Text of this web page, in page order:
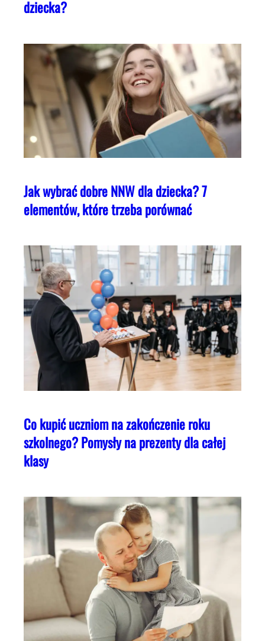
dziecka?
Jak wybrać dobre NNW dla dziecka? 7
elementów, które trzeba porównać
Co kupić uczniom na zakończenie roku
szkolnego? Pomysły na prezenty dla całej
klasy